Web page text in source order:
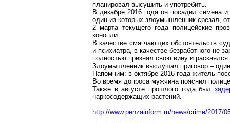
планировал высушить и употребить.
В декабре 2016 года он посадил семена
один из которых злоумышленник срезал,
2 марта текущего года полицейские
конопли.
В качестве смягчающих обстоятельств
и психиатра, в качестве безработного не
полностью признал свою вину и
Злоумышленник выслушал приговор –
Напомним: в октябре 2016 года житель
Во время допроса мужчина пояснил
Также в августе прошлого года был
наркосодержащих растений.
http://www.penzainform.ru/news/crime/2017/